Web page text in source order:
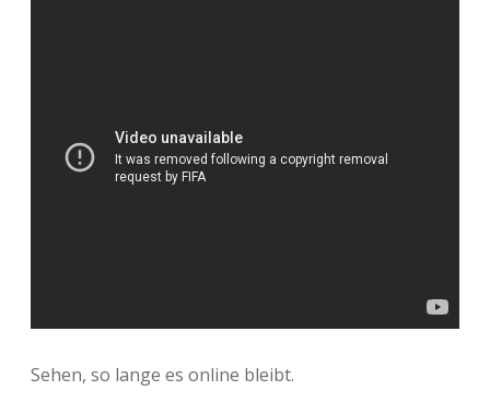
Sehen, so lange es online bleibt.